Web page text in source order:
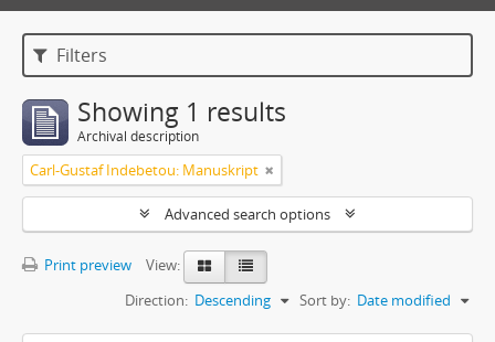
Filters
Showing 1 results
Archival description
Carl-Gustaf Indebetou: Manuskript
Advanced search options
Print preview
View:
Sort by: Date modified
Direction: Descending